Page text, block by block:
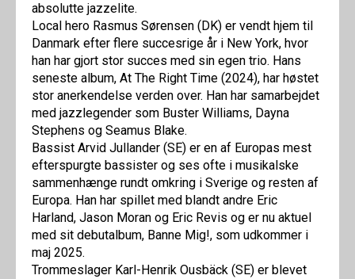
absolutte jazzelite.
Local hero Rasmus Sørensen (DK) er vendt hjem til
Danmark efter flere succesrige år i New York, hvor
han har gjort stor succes med sin egen trio. Hans
seneste album, At The Right Time (2024), har høstet
stor anerkendelse verden over. Han har samarbejdet
med jazzlegender som Buster Williams, Dayna
Stephens og Seamus Blake.
Bassist Arvid Jullander (SE) er en af Europas mest
efterspurgte bassister og ses ofte i musikalske
sammenhænge rundt omkring i Sverige og resten af
Europa. Han har spillet med blandt andre Eric
Harland, Jason Moran og Eric Revis og er nu aktuel
med sit debutalbum, Banne Mig!, som udkommer i
maj 2025.
Trommeslager Karl-Henrik Ousbäck (SE) er blevet